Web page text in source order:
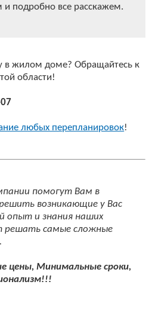
подробно все расскажем.
в жилом доме? Обращайтесь к
области!
любых перепланировок!
помогут Вам в
возникающие у Вас
опыт и знания наших
решать самые сложные
цены, Минимальные сроки,